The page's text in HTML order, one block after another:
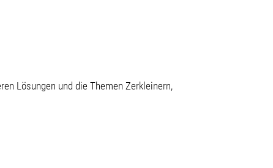
Lösungen und die Themen Zerkleinern,